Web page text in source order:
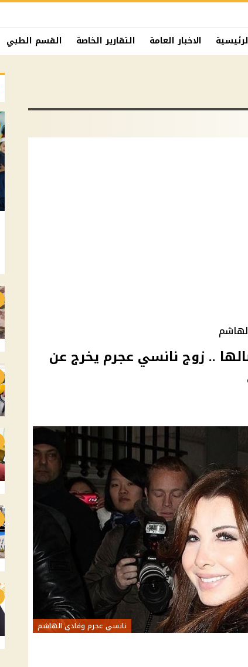
الاخبار العامة التقارير الخاصة القسم الطبي
.. زوج نانسي عجرم يخرج عن
نانسي عجرم وفادي الهاشم